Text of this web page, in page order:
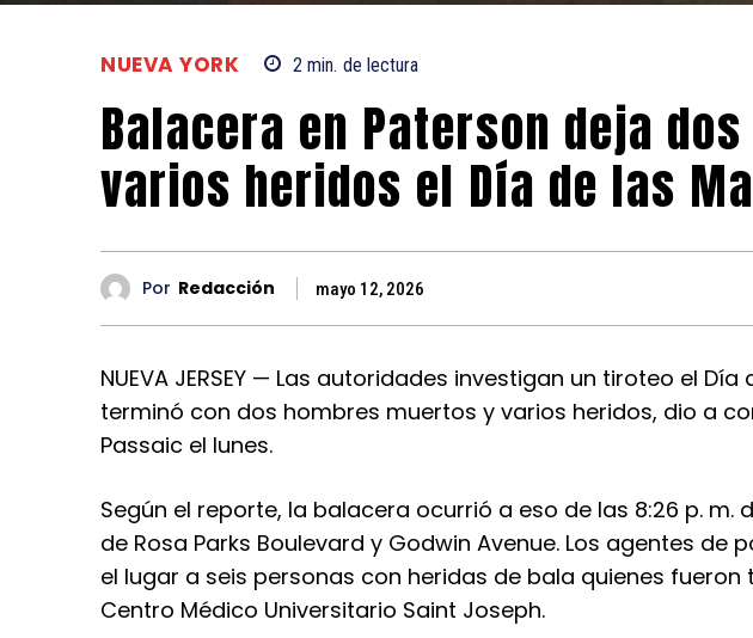
NUEVA YORK 2 min. de lectura
Balacera en Paterson deja
varios heridos el Día de las
Por Redacción mayo 12, 2026
NUEVA JERSEY — Las autoridades investigan un tiroteo el
terminó con dos hombres muertos y varios heridos, dio a
Passaic el lunes.
Según el reporte, la balacera ocurrió a eso de las 8:26 p. m.
de Rosa Parks Boulevard y Godwin Avenue. Los agentes de
el lugar a seis personas con heridas de bala quienes
Centro Médico Universitario Saint Joseph.